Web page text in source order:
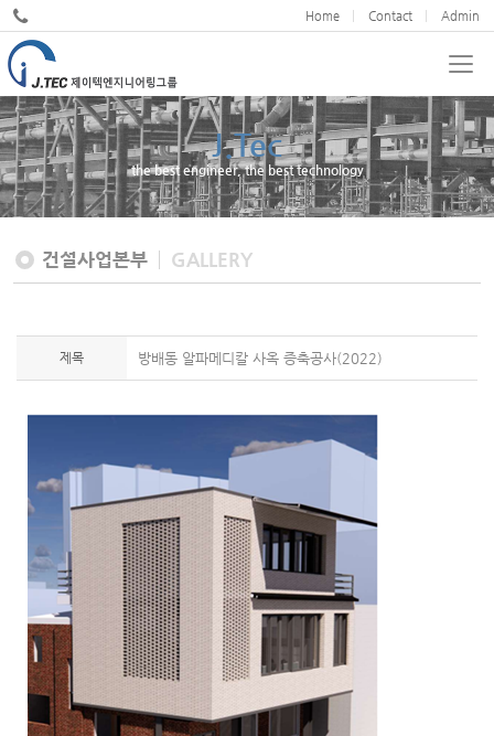
Home Contact Admin
JND
We cultivate design excellence
건설사업본부 GALLERY
제목 방배동 알파메디칼 사옥 증축공사(2022)